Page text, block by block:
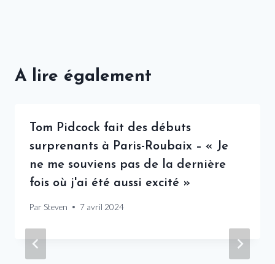
A lire également
Tom Pidcock fait des débuts
surprenants à Paris-Roubaix – « Je
ne me souviens pas de la dernière
fois où j'ai été aussi excité »
Par Steven 7 avril 2024